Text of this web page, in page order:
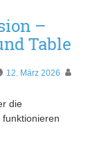
–
Table
12. März 2026
die